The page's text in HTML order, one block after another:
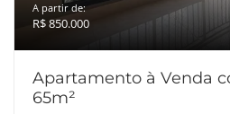
A partir de:
R$ 850.000
Apartamento à Venda
65m²